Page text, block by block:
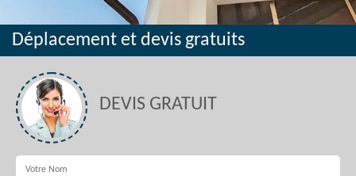
Déplacement et devis gratuits
DEVIS GRATUIT